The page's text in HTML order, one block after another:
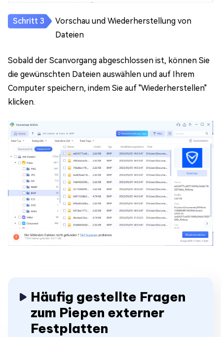
Vorschau und Wiederherstellung von
Dateien
Sobald der Scanvorgang abgeschlossen ist, können Sie
die gewünschten Dateien auswählen und auf Ihrem
Computer speichern, indem Sie auf "Wiederherstellen"
klicken.
Häufig gestellte Fragen
zum Piepen externer
Festplatten